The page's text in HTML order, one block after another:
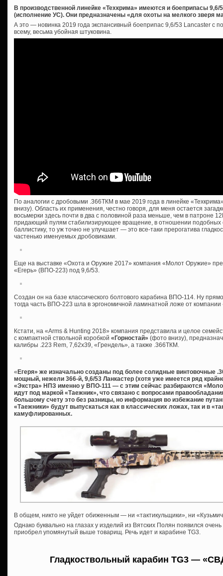
В производственной линейке «Техкрима» имеются и боеприпасы
(исполнение УС). Они предназначены «для охоты на мелкого зверя
А это — новинка 2019 года экспансивный боеприпас 9,6/53 Lancaster с
всему, весьма убойная штуковина.
По аналогии с дробовыми .366ТКМ в мае 2019 года в линейке
внизу). Область их применения, честно говоря, для меня остается
восьмерки здесь почти в два с половиной раза меньше, чем в патроне
придающий пулям стабилизирующее вращение, в отношении подобных
баллистику, то уж точно не улучшает — это все-таки прерогатива
частенько именуемых дробовиками.
Еще на выставке «Охота и Оружие 2017» компания «Молот Оружие»
«Егерь» (ВПО-223) под 9,6/53.
Создан он на базе классического болтового карабина ВПО-114. Ну
тогда часть ВПО-223 шла в эргономичной ламинатной ложе от компании
Кстати, на «Arms & Hunting 2018» компания представила и целое
с компактной ствольной коробкой «Горностай» (фото внизу),
калибры .223 Rem, 7,62х39, «Грендель», а также .366ТКМ.
« Егеря» же изначально созданы под более солидные винтовочные
мощный, нежели 366-й, 9,6/53 Ланкастер (хотя уже имеется ряд
«Экстра» НПЗ именно у ВПО-111 — с этим сейчас разбираются
идут под маркой «Таежник», что связано с вопросами
большому счету это без разницы, но информация во избежание
«Таежники» будут выпускаться как в классических ложах, так и в
камуфлированных.
В общем, никто не уйдет обиженным — ни «тактикульщики», ни
Однако буквально на глазах у изделий из Вятских Полян появился
приобрел упомянутый выше товарищ. Речь идет и карабине TG3.
Гладкоствольный карабин TG3 —